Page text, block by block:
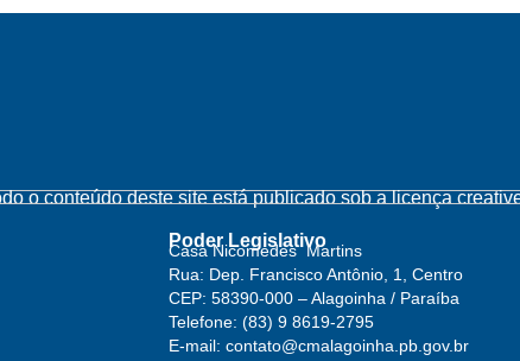
o conteúdo deste site está publicado sob a licença
Poder Legislativo
Casa Nicomedes Martins
Rua: Dep. Francisco Antônio, 1, Centro
CEP: 58390-000 – Alagoinha / Paraíba
Telefone: (83) 9 8619-2795
E-mail: contato@cmalagoinha.pb.gov.br